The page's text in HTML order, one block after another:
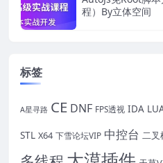
程）By立体空间
标签
A星寻路 CE DNF FPS透视 IDA
STL X64 下雪论坛VIP 中控台 二叉